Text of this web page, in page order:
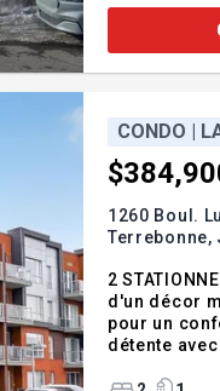
CONDO |
1260 Boul.
Terrebonne,
2
d'un décor
pour un
détente